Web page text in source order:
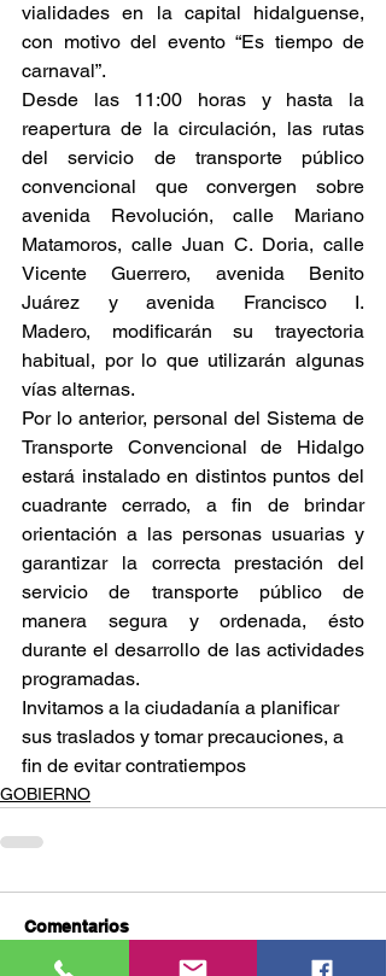
vialidades en la capital hidalguense,
con motivo del evento “Es tiempo de
carnaval”.
Desde las 11:00 horas y hasta la
reapertura de la circulación, las rutas
del servicio de transporte público
convencional que convergen sobre
avenida Revolución, calle Mariano
Matamoros, calle Juan C. Doria, calle
Vicente Guerrero, avenida Benito
Juárez y avenida Francisco I.
Madero, modificarán su trayectoria
habitual, por lo que utilizarán algunas
vías alternas.
Por lo anterior, personal del Sistema de
Transporte Convencional de Hidalgo
estará instalado en distintos puntos del
cuadrante cerrado, a fin de brindar
orientación a las personas usuarias y
garantizar la correcta prestación del
servicio de transporte público de
manera segura y ordenada, ésto
durante el desarrollo de las actividades
programadas.
Invitamos a la ciudadanía a planificar
sus traslados y tomar precauciones, a
fin de evitar contratiempos
GOBIERNO
Comentarios